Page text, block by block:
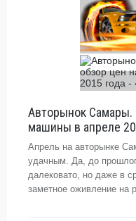
Авторынок Самары.
машины в апреле
Апрель на авторынке
удачным. Да, до
далековато, но даже в
заметное оживление на